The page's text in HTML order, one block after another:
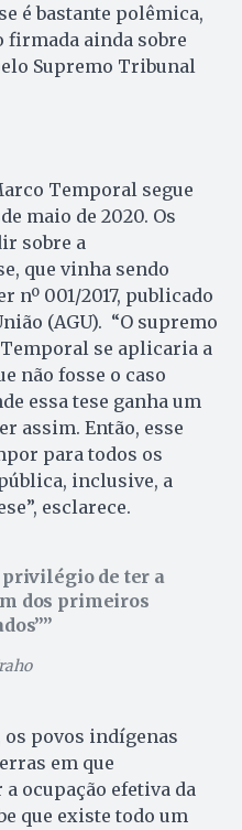
é bastante polêmica,
firmada ainda sobre
Supremo Tribunal
Temporal segue
maio de 2020. Os
sobre a
que vinha sendo
nº 001/2017, publicado
(AGU). “O supremo
se aplicaria a
não fosse o caso
essa tese ganha um
assim. Então, esse
para todos os
inclusive, a
esclarece.
privilégio de ter a
dos primeiros
os povos indígenas
em que
ocupação efetiva da
que existe todo um